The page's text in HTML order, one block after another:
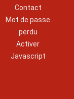
Contact
Mot de passe
perdu
Activer
Javascript